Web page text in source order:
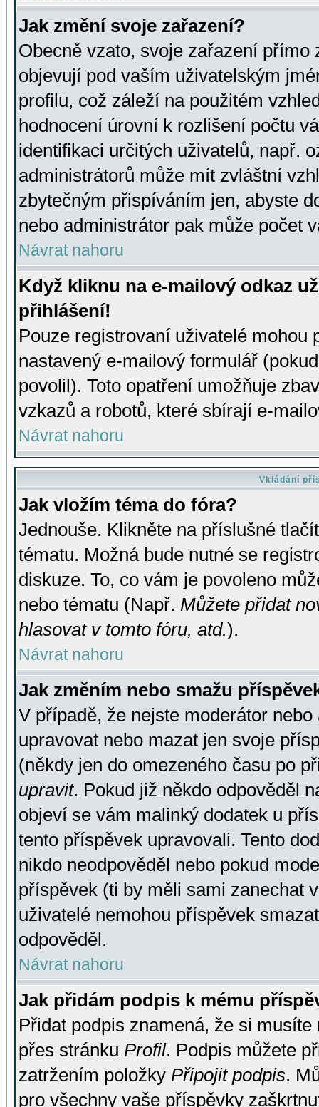
Jak změní svoje zařazení?
Obecně vzato, svoje zařazení přímo
objevují pod vaším uživatelským
profilu, což záleží na použitém
hodnocení úrovní k rozlišení počtu
identifikaci určitých uživatelů, např.
administrátorů může mít zvláštní
zbytečným přispíváním jen, abyste
nebo administrátor pak může počet
Návrat nahoru
Když kliknu na e-mailový odkaz
přihlášení!
Pouze registrovaní uživatelé mohou
nastavený e-mailový formulář
povolil). Toto opatření umožňuje
vzkazů a robotů, které sbírají e-
Návrat nahoru
Vkládání
Jak vložím téma do fóra?
Jednouše. Klikněte na příslušné
tématu. Možná bude nutné se
diskuze. To, co vám je povoleno
nebo tématu (Např. Můžete přidat
hlasovat v tomto fóru, atd.).
Návrat nahoru
Jak změním nebo smažu
V případě, že nejste moderátor
upravovat nebo mazat jen svoje
(někdy jen do omezeného času po
upravit. Pokud již někdo odpověděl
objeví se vám malinký dodatek u
tento příspěvek upravovali. Tento
nikdo neodpověděl nebo pokud
příspěvek (ti by měli sami zanechat
uživatelé nemohou příspěvek
odpověděl.
Návrat nahoru
Jak přidám podpis k mému
Přidat podpis znamená, že si
přes stránku Profil. Podpis můžete
zatržením položky Připojit podpis.
pro všechny vaše příspěvky